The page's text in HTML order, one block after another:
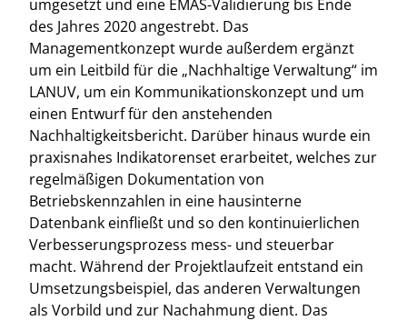
umgesetzt und eine EMAS-Validierung bis Ende
des Jahres 2020 angestrebt. Das
Managementkonzept wurde außerdem ergänzt
um ein Leitbild für die „Nachhaltige Verwaltung“ im
LANUV, um ein Kommunikationskonzept und um
einen Entwurf für den anstehenden
Nachhaltigkeitsbericht. Darüber hinaus wurde ein
praxisnahes Indikatorenset erarbeitet, welches zur
regelmäßigen Dokumentation von
Betriebskennzahlen in eine hausinterne
Datenbank einfließt und so den kontinuierlichen
Verbesserungsprozess mess- und steuerbar
macht. Während der Projektlaufzeit entstand ein
Umsetzungsbeispiel, das anderen Verwaltungen
als Vorbild und zur Nachahmung dient. Das